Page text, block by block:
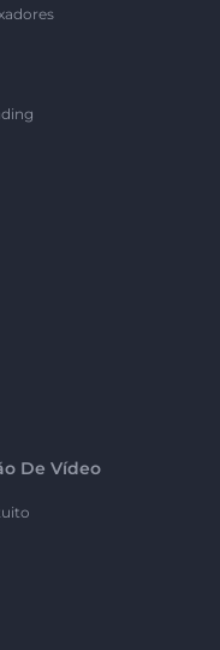
De Vídeo